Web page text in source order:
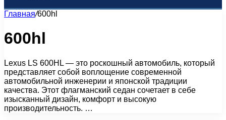
Главная/600hl
600hl
Lexus LS 600HL — это роскошный автомобиль, который
представляет собой воплощение современной
автомобильной инженерии и японской традиции
качества. Этот флагманский седан сочетает в себе
изысканный дизайн, комфорт и высокую
производительность. …